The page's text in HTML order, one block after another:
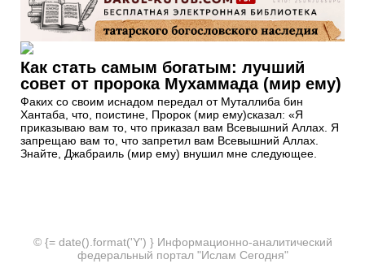
Как стать самым богатым: лучший
совет от пророка Мухаммада (мир ему)
Факих со своим иснадом передал от Муталлиба бин
Хантаба, что, поистине, Пророк (мир ему)сказал: «Я
приказываю вам то, что приказал вам Всевышний Аллах. Я
запрещаю вам то, что запретил вам Всевышний Аллах.
Знайте, Джабраиль (мир ему) внушил мне следующее.
© {= date().format('Y') } Информационно-аналитический
федеральный портал "Ислам Сегодня"